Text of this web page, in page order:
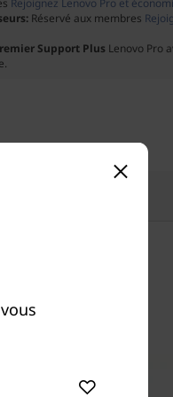
Rejoignez Lenovo Pro et
Réservé aux membres
Support Plus Lenovo Pro
produits similaires